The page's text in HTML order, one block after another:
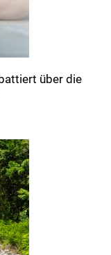
über die